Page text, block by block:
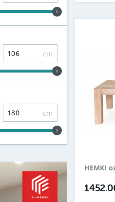
cm
cm
HEMKI